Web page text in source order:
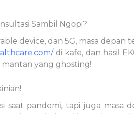
Sambil Ngopi?
device, dan 5G, masa depan
di kafe, dan hasil
yang ghosting!
saat pandemi, tapi juga masa